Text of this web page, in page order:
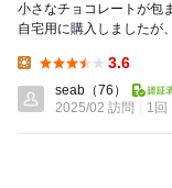
小さなチョコレートが包まれていて、 見た目から
自宅用に購入しましたが、 友人宅への手土産やおもてなし用によく購入
3.6
seab （76）
2025/02 訪問
1回